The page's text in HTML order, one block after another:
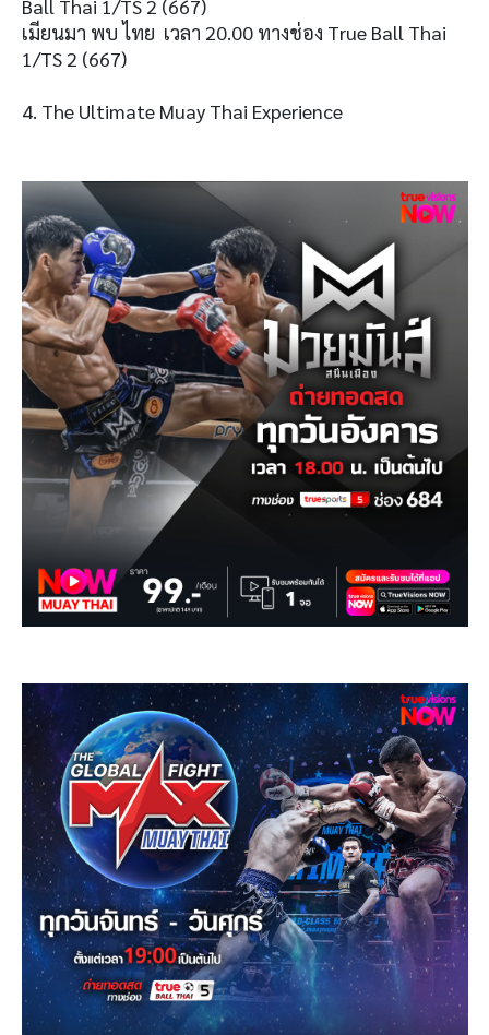
Ball Thai 1/TS 2 (667)
เมียนมา พบ ไทย เวลา 20.00 ทางช่อง True Ball Thai
1/TS 2 (667)
4. The Ultimate Muay Thai Experience